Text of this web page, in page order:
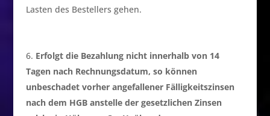
Lasten des Bestellers gehen.
Erfolgt die Bezahlung nicht innerhalb von 14
Tagen nach Rechnungsdatum, so können
unbeschadet vorher angefallener Fälligkeitszinsen
nach dem HGB anstelle der gesetzlichen Zinsen